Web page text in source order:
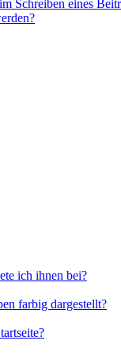
Schreiben eines
ich ihnen bei?
farbig dargestellt?